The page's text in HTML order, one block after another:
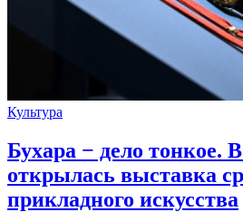
Культура
Бухара − дело тонкое.
открылась выставка
прикладного искусства